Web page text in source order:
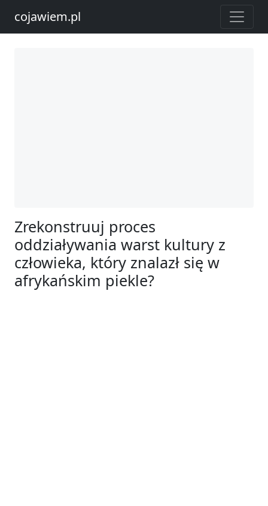
cojawiem.pl
Zrekonstruuj proces
oddziaływania warst kultury z
człowieka, który znalazł się w
afrykańskim piekle?